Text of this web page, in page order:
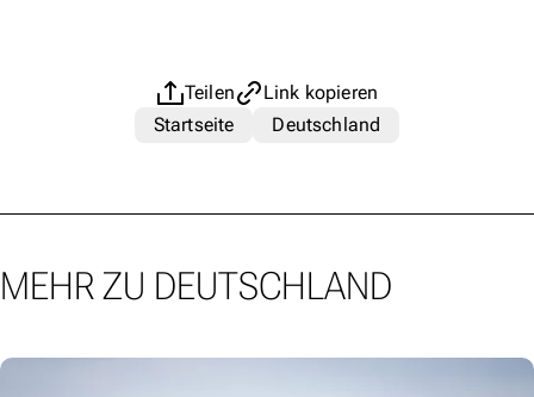
Teilen
Link kopieren
Startseite
Deutschland
MEHR ZU DEUTSCHLAND